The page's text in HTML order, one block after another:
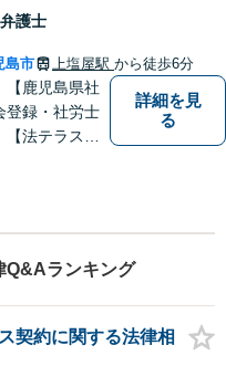
うぞお気軽
い。【初回
話・WEB面談
弁護士
島市 上塩屋駅 から徒歩6分
【鹿児島県社
登録・社労士
法テラス対
詳細を見
る
Q&Aランキング
契約に関する法律相